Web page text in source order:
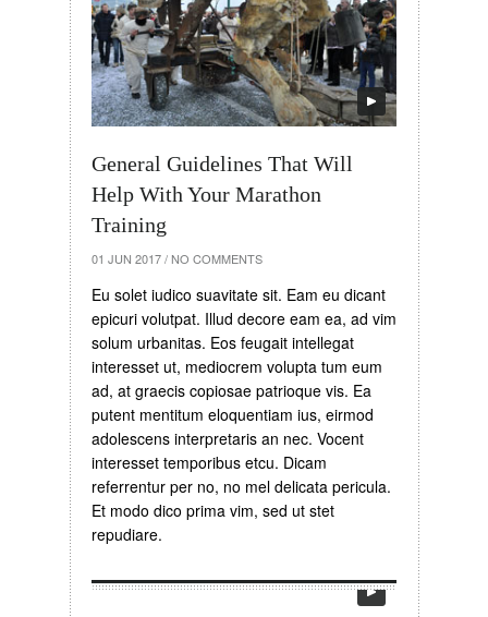
General Guidelines That Will
Help With Your Marathon
Training
01 JUN 2017 / NO COMMENTS
Eu solet iudico suavitate sit. Eam eu dicant
epicuri volutpat. Illud decore eam ea, ad vim
solum urbanitas. Eos feugait intellegat
interesset ut, mediocrem volupta tum eum
ad, at graecis copiosae patrioque vis. Ea
putent mentitum eloquentiam ius, eirmod
adolescens interpretaris an nec. Vocent
interesset temporibus etcu. Dicam
referrentur per no, no mel delicata pericula.
Et modo dico prima vim, sed ut stet
repudiare.